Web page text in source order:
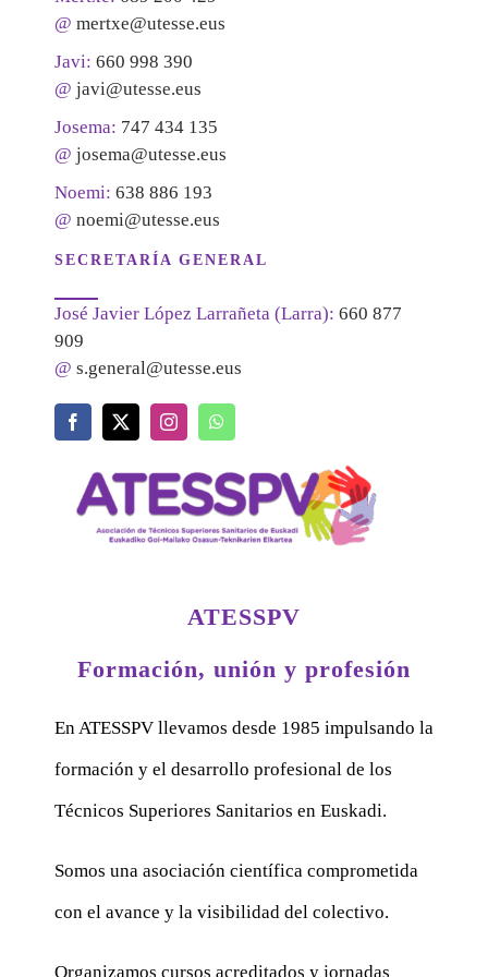
@ mertxe@utesse.eus
Javi: 660 998 390
@ javi@utesse.eus
Josema: 747 434 135
@ josema@utesse.eus
Noemi: 638 886 193
@ noemi@utesse.eus
SECRETARÍA GENERAL
José Javier López Larrañeta (Larra): 660 877
909
@ s.general@utesse.eus
ATESSPV
Formación, unión y profesión
En ATESSPV llevamos desde 1985 impulsando la
formación y el desarrollo profesional de los
Técnicos Superiores Sanitarios en Euskadi.
Somos una asociación científica comprometida
con el avance y la visibilidad del colectivo.
Organizamos cursos acreditados y jornadas